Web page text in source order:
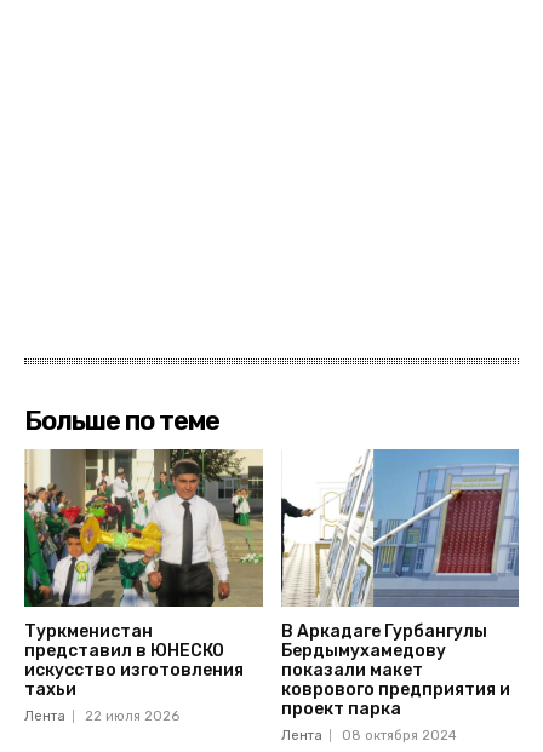
Больше по теме
Туркменистан
представил в ЮНЕСКО
искусство изготовления
тахьи
Лента 22 июля 2026
В Аркадаге Гурбангулы
Бердымухамедову
показали макет
коврового предприятия и
проект парка
Лента 08 октября 2024